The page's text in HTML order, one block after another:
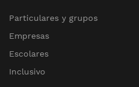
Particulares y grupos
Empresas
Escolares
Inclusivo